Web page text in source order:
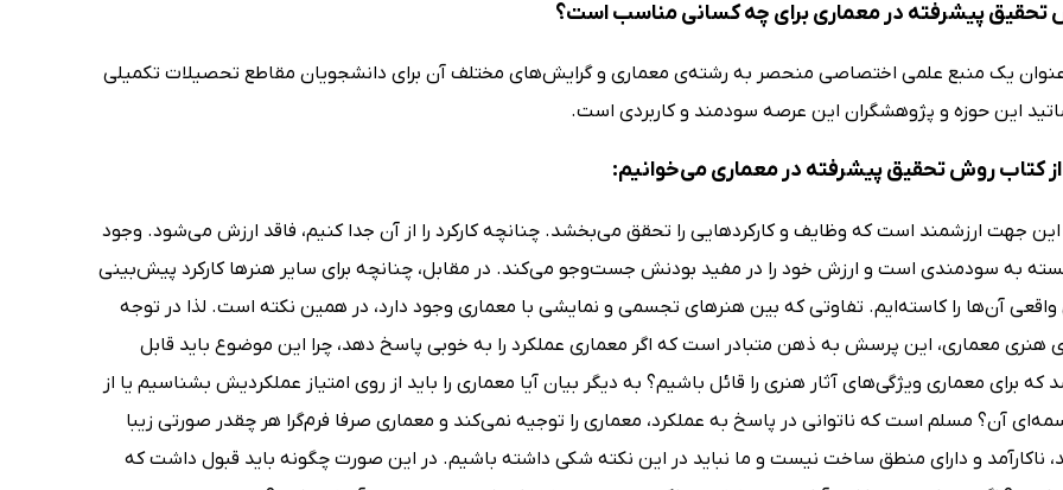
تحقیق پیشرفته در معماری برای چه کسانی مناسب است؟
عنوان یک منبع علمی اختصاصی منحصر به رشته‌ی معماری و گرایش‌های مختلف آن برای دانشجویان مقاطع تحصیلات تکمیلی
این حوزه و پژوهشگران این عرصه سودمند و کاربردی است.
کتاب روش تحقیق پیشرفته در معماری می‌خوانیم:
جهت ارزشمند است که وظایف و کارکردهایی را تحقق می‌بخشد. چنانچه کارکرد را از آن جدا کنیم، فاقد ارزش می‌شود. وجود
به سودمندی است و ارزش خود را در مفید بودنش جست‌وجو می‌کند. در مقابل، چنانچه برای سایر هنرها کارکرد پیش‌بینی
آن‌ها را کاسته‌ایم. تفاوتی که بین هنرهای تجسمی و نمایشی با معماری وجود دارد، در همین نکته است. لذا در توجه
هنری معماری، این پرسش به ذهن متبادر است که اگر معماری عملکرد را به خوبی پاسخ دهد، چرا این موضوع باید قابل
که برای معماری ویژگی‌های آثار هنری را قائل باشیم؟ به دیگر بیان آیا معماری را باید از روی امتیاز عملکردیش بشناسیم یا از
آن؟ مسلم است که ناتوانی در پاسخ به عملکرد، معماری را توجیه نمی‌کند و معماری صرفا فرم‌گرا هر چقدر صورتی زیبا
ناکارآمد و دارای منطق ساخت نیست و ما نباید در این نکته شکی داشته باشیم. در این صورت چگونه باید قبول داشت که